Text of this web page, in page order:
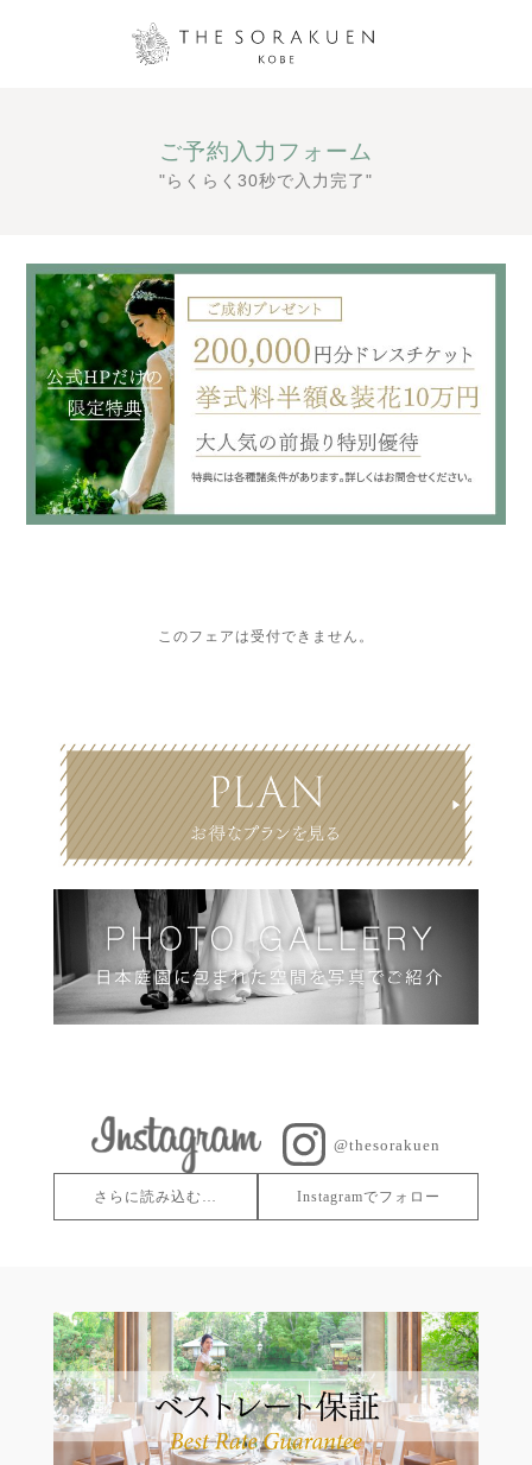
ご予約入力フォーム
"らくらく30秒で入力完了"
このフェアは受付できません。
@thesorakuen
さらに読み込む… Instagramでフォロー